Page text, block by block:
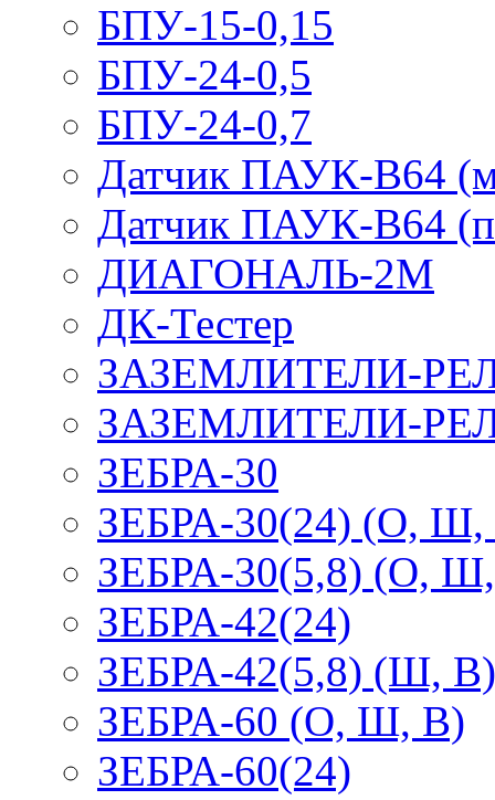
БПУ-15-0,15
БПУ-24-0,5
БПУ-24-0,7
Датчик ПАУК-В64
Датчик ПАУК-В64
ДИАГОНАЛЬ-2М
ДК-Тестер
ЗАЗЕМЛИТЕЛИ-
ЗАЗЕМЛИТЕЛИ-
ЗЕБРА-30
ЗЕБРА-30(24) (О,
ЗЕБРА-30(5,8) (О,
ЗЕБРА-42(24)
ЗЕБРА-42(5,8) (Ш, В)
ЗЕБРА-60 (О, Ш, В)
ЗЕБРА-60(24)